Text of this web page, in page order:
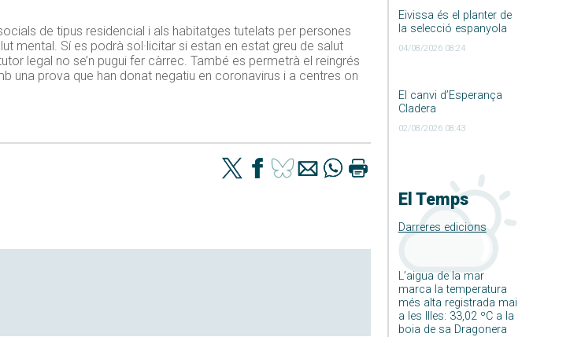
Eivissa és el planter de
la selecció espanyola
04/08/2026 08:24
El canvi d’Esperança
Cladera
02/08/2026 08:43
El Temps
Darreres edicions
L’aigua de la mar
marca la temperatura
més alta registrada mai
a les Illes: 33,02 ºC a la
boia de sa Dragonera
de tipus residencial i als habitatges tutelats per persones
mental. Sí es podrà sol·licitar si estan en estat greu de salut
legal no se’n pugui fer càrrec. També es permetrà el reingrés
una prova que han donat negatiu en coronavirus i a centres on